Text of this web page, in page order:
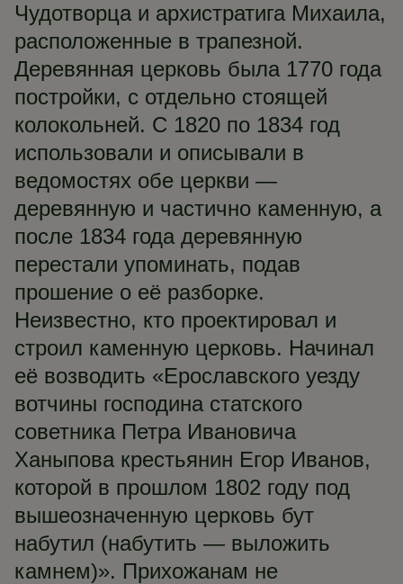
Чудотворца и архистратига Михаила,
расположенные в трапезной.
Деревянная церковь была 1770 года
постройки, с отдельно стоящей
колокольней. С 1820 по 1834 год
использовали и описывали в
ведомостях обе церкви —
деревянную и частично каменную, а
после 1834 года деревянную
перестали упоминать, подав
прошение о её разборке.
Неизвестно, кто проектировал и
строил каменную церковь. Начинал
её возводить «Ерославского уезду
вотчины господина статского
советника Петра Ивановича
Ханыпова крестьянин Егор Иванов,
которой в прошлом 1802 году под
вышеозначенную церковь бут
набутил (набутить — выложить
камнем)». Прихожанам не